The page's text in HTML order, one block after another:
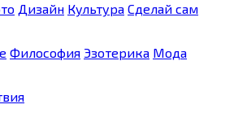
Дизайн Культура Сделай сам
Философия Эзотерика Мода